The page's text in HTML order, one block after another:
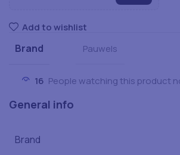
Add to wishlist
Brand Pauwels
16 People watching this product
General info
Brand